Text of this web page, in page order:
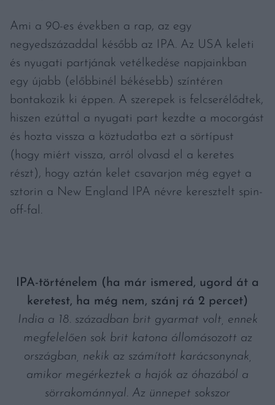
Ami a 90-es években a rap, az egy
negyedszázaddal később az IPA. Az USA keleti
és nyugati partjának vetélkedése napjainkban
egy újabb (előbbinél békésebb) színtéren
bontakozik ki éppen. A szerepek is felcserélődtek,
hiszen ezúttal a nyugati part kezdte a mocorgást
és hozta vissza a köztudatba ezt a sörtípust
(hogy miért vissza, arról olvasd el a keretes
részt), hogy aztán kelet csavarjon még egyet a
sztorin a New England IPA névre keresztelt spin-
off-fal.
IPA-történelem (ha már ismered, ugord át a
keretest, ha még nem, szánj rá 2 percet)
India a 18. században brit gyarmat volt, ennek
megfelelően sok brit katona állomásozott az
országban, nekik az számított karácsonynak,
amikor megérkeztek a hajók az óhazából a
sörrakománnyal. Az ünnepet sokszor